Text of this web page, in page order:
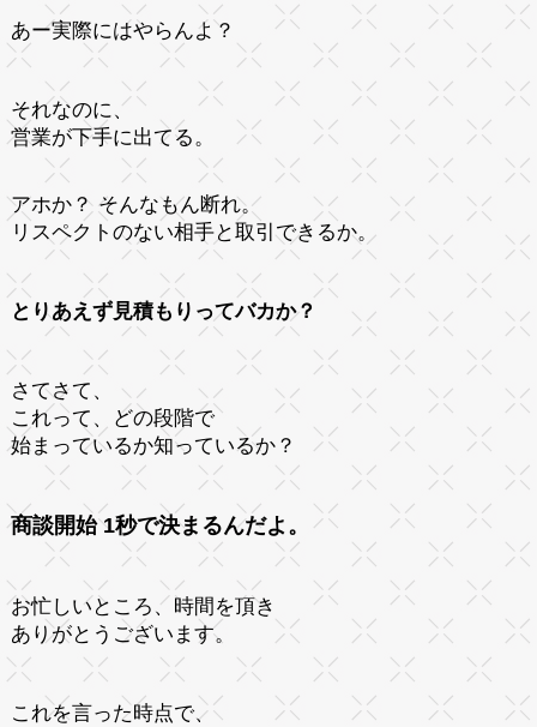
あー実際にはやらんよ？
それなのに、
営業が下手に出てる。
アホか？ そんなもん断れ。
リスペクトのない相手と取引できるか。
とりあえず見積もりってバカか？
さてさて、
これって、どの段階で
始まっているか知っているか？
商談開始 1秒で決まるんだよ。
お忙しいところ、時間を頂き
ありがとうございます。
これを言った時点で、